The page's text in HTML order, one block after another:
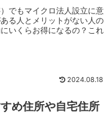
でもマイクロ法人設立に意
る人とメリットがない人の
いくらお得になるの？これ
2024.08.18
め住所や自宅住所